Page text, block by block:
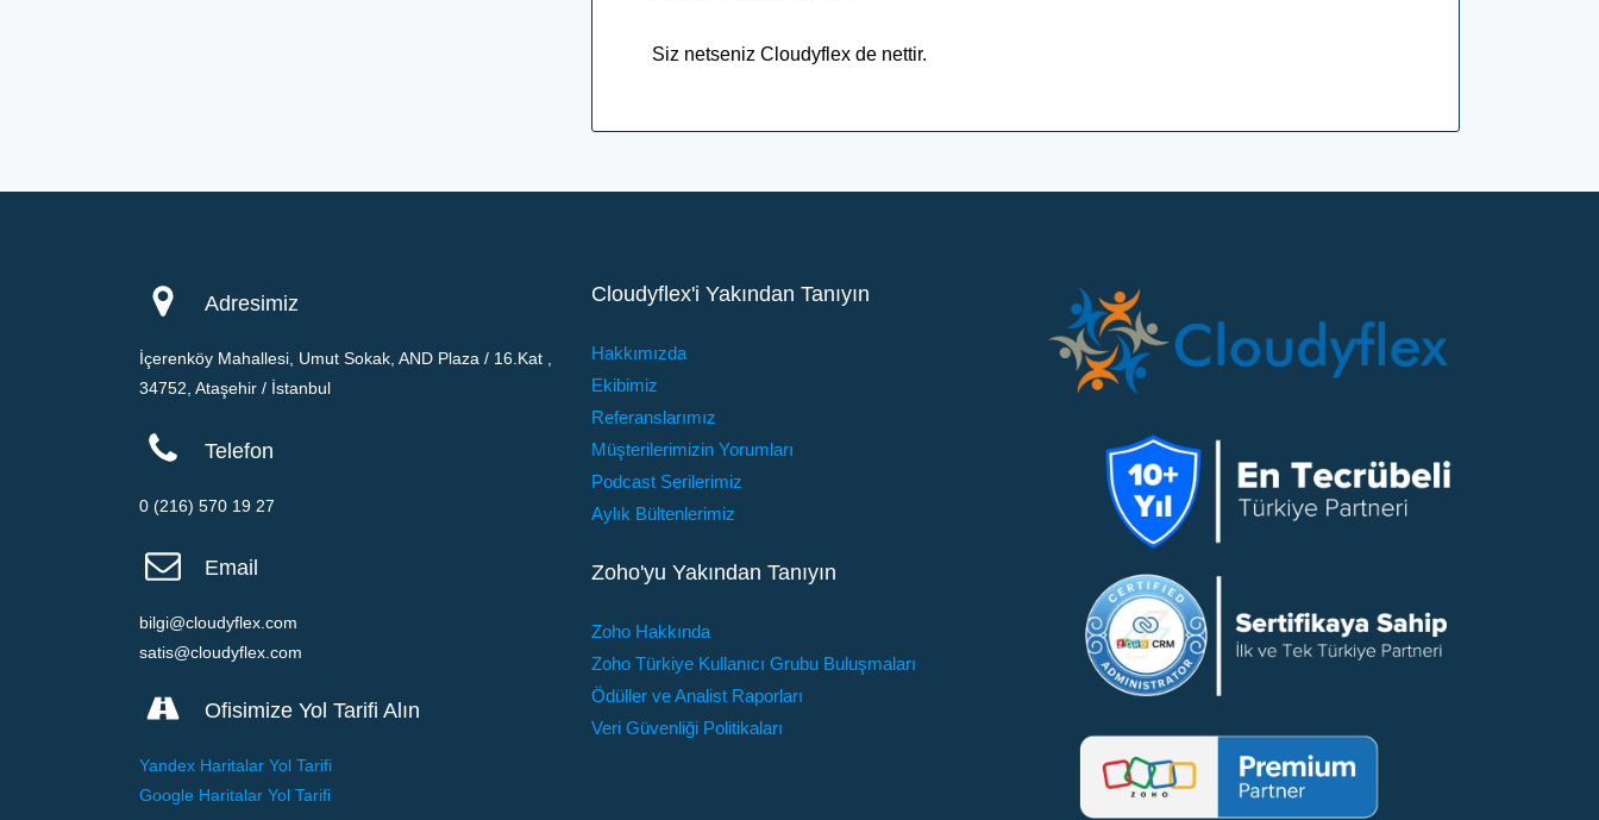
Siz netseniz Cloudyflex de nettir.
Adresimiz
İçerenköy Mahallesi, Umut Sokak, AND Plaza / 16.Kat ,
34752, Ataşehir / İstanbul
Telefon
0 (216) 570 19 27
Email
bilgi@cloudyflex.com
satis@cloudyflex.com
Ofisimize Yol Tarifi Alın
Yandex Haritalar Yol Tarifi
Google Haritalar Yol Tarifi
Cloudyflex'i Yakından Tanıyın
Hakkımızda
Ekibimiz
Referanslarımız
Müşterilerimizin Yorumları
Podcast Serilerimiz
Aylık Bültenlerimiz
Zoho'yu Yakından Tanıyın
Zoho Hakkında
Zoho Türkiye Kullanıcı Grubu Buluşmaları
Ödüller ve Analist Raporları
Veri Güvenliği Politikaları